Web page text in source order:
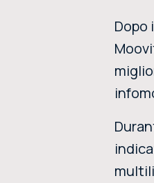
Dopo